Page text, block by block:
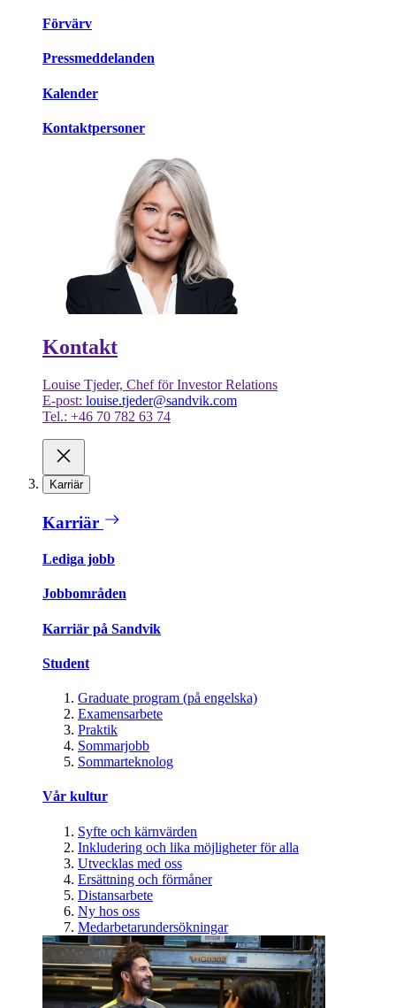
Förvärv
Pressmeddelanden
Kalender
Kontaktpersoner
Kontakt
Louise Tjeder, Chef för Investor Relations
E-post: louise.tjeder@sandvik.com
Tel.: +46 70 782 63 74
Karriär
Karriär
Lediga jobb
Jobbområden
Karriär på Sandvik
Student
Graduate program (på engelska)
Examensarbete
Praktik
Sommarjobb
Sommarteknolog
Vår kultur
Syfte och kärnvärden
Inkludering och lika möjligheter för alla
Utvecklas med oss
Ersättning och förmåner
Distansarbete
Ny hos oss
Medarbetarundersökningar